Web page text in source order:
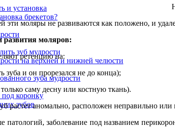
и установка
брекетов?
зуб мудрости
на верхней и нижней челюсти
зуба мудрости
под коронку
зубов
эти моляры не развиваются как положено, и
развития моляров:
ретенцию на:
зуба и он прорезался не до конца);
саму десну или костную ткань).
растет аномально, расположен неправильно
патологий, заболевание под названием